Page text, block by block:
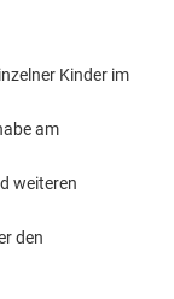
Kinder im
am
weiteren
den